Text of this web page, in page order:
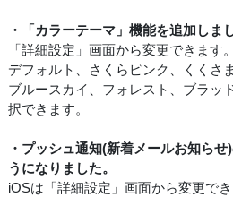
・「カラーテーマ」機能を追加しま
「詳細設定」画面から変更できます。
デフォルト、さくらピンク、くくさ
ブルースカイ、フォレスト、ブラッ
択できます。
・プッシュ通知(新着メールお知ら
うになりました。
iOSは「詳細設定」画面から変更で